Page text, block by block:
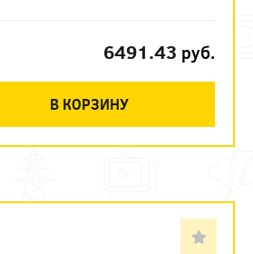
6491.43 руб.
В КОРЗИНУ